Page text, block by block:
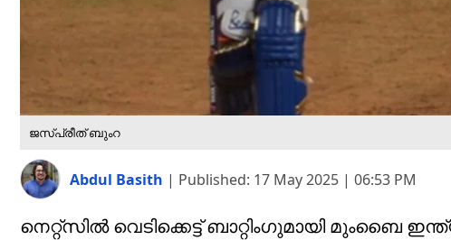
ജസ്പ്രീത് ബുംറ
Abdul Basith | Published: 17 May 2025 | 06:53 PM
നെറ്റ്സിൽ വെടിക്കെട്ട് ബാറ്റിംഗുമായി